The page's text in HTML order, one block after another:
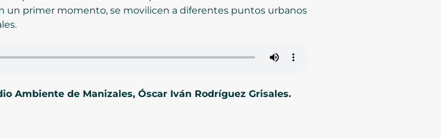
un primer momento, se movilicen a diferentes puntos urbanos
Ambiente de Manizales, Óscar Iván Rodríguez Grisales.